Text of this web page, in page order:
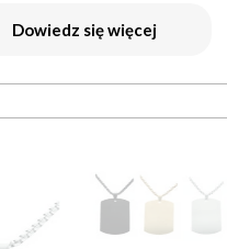
Dowiedz się więcej